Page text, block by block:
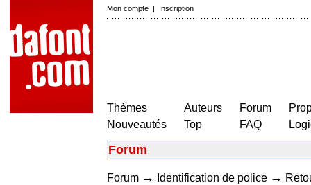
Mon compte | Inscription
Thèmes
Nouveautés
Auteurs
Top
Forum
FAQ
Forum
Forum → Identification de police →